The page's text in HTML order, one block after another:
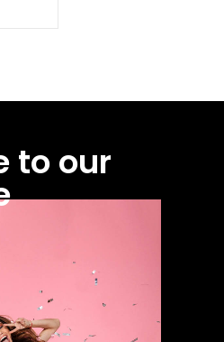
to our